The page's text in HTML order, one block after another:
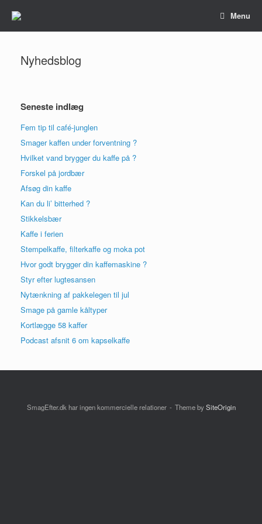
Menu
Nyhedsblog
Seneste indlæg
Fem tip til café-junglen
Smager kaffen under forventning ?
Hvilket vand brygger du kaffe på ?
Forskel på jordbær
Afsøg din kaffe
Kan du li’ bitterhed ?
Stikkelsbær
Kaffe i ferien
Stempelkaffe, filterkaffe og moka pot
Hvor godt brygger din kaffemaskine ?
Styr efter lugtesansen
Nytænkning af pakkelegen til jul
Smage på gamle kåltyper
Kortlægge 58 kaffer
Podcast afsnit 6 om kapselkaffe
SmagEfter.dk har ingen kommercielle relationer Theme bySiteOrigin